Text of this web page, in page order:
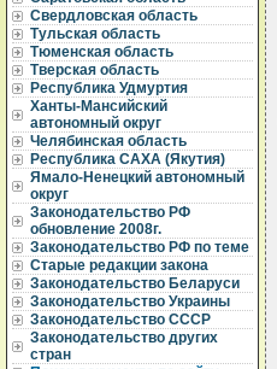
Свердловская область
Тульская область
Тюменская область
Тверская область
Республика Удмуртия
Ханты-Мансийский
автономный округ
Челябинская область
Республика САХА (Якутия)
Ямало-Ненецкий автономный
округ
Законодательство РФ
обновление 2008г.
Законодательство РФ по теме
Старые редакции закона
Законодательство Беларуси
Законодательство Украины
Законодательство СССР
Законодательство других
стран